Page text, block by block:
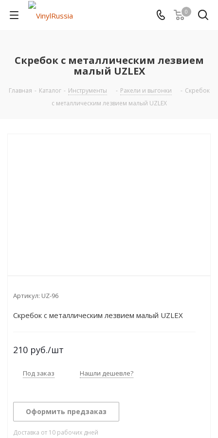
0
Скребок с металлическим лезвием
малый UZLEX
Главная - Каталог - Инструменты - Ракели и выгонки - Скребок
с металлическим лезвием малый UZLEX
Артикул: UZ-96
Скребок с металлическим лезвием малый UZLEX
210 руб./шт
Под заказ Нашли дешевле?
Оформить предзаказ
Доставка от 10 рабочих дней